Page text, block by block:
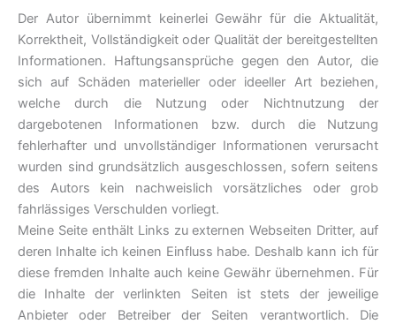
Der Autor übernimmt keinerlei Gewähr für die Aktualität,
Korrektheit, Vollständigkeit oder Qualität der bereitgestellten
Informationen. Haftungsansprüche gegen den Autor, die
sich auf Schäden materieller oder ideeller Art beziehen,
welche durch die Nutzung oder Nichtnutzung der
dargebotenen Informationen bzw. durch die Nutzung
fehlerhafter und unvollständiger Informationen verursacht
wurden sind grundsätzlich ausgeschlossen, sofern seitens
des Autors kein nachweislich vorsätzliches oder grob
fahrlässiges Verschulden vorliegt.
Meine Seite enthält Links zu externen Webseiten Dritter, auf
deren Inhalte ich keinen Einfluss habe. Deshalb kann ich für
diese fremden Inhalte auch keine Gewähr übernehmen. Für
die Inhalte der verlinkten Seiten ist stets der jeweilige
Anbieter oder Betreiber der Seiten verantwortlich. Die